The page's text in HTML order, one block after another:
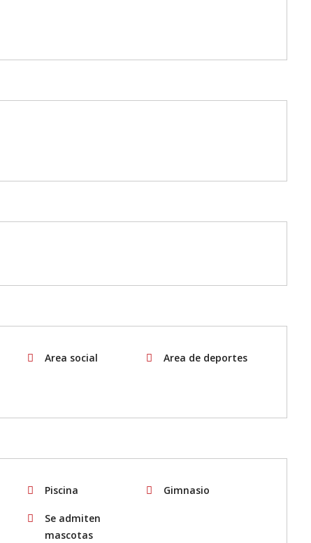
Area social Area de deportes
Piscina Gimnasio
Se admiten
mascotas